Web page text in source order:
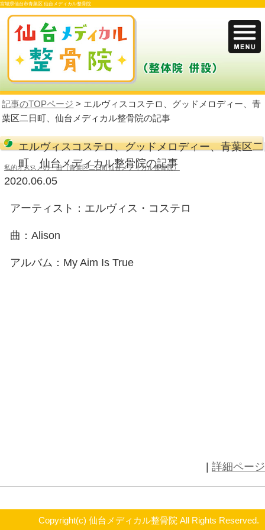
宮城県仙台市青葉区 仙台メディカル整骨院
記事のTOPページ> エルヴィスコステロ、
葉区二日町、仙台メディカル整骨院の記事
エルヴィスコステロ、グッドメロ
町、仙台メディカル整骨院の記事
私的オススメの一曲（青葉区二日町仙台メディカル整骨院）
2020.06.05